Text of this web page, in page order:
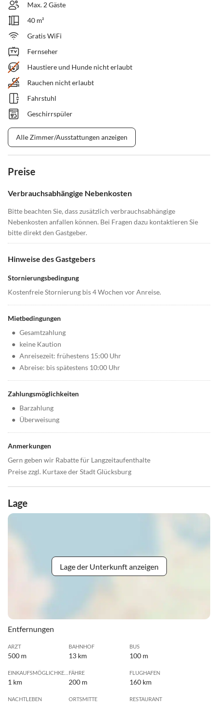
Max. 2 Gäste
40 m²
Gratis WiFi
Fernseher
Haustiere und Hunde nicht erlaubt
Rauchen nicht erlaubt
Fahrstuhl
Geschirrspüler
Alle Zimmer/Ausstattungen anzeigen
Preise
Verbrauchsabhängige Nebenkosten
Bitte beachten Sie, dass zusätzlich verbrauchsabhängige
Nebenkosten anfallen können. Bei Fragen dazu kontaktieren Sie
bitte direkt den Gastgeber.
Hinweise des Gastgebers
Stornierungsbedingung
Kostenfreie Stornierung bis 4 Wochen vor Anreise.
Mietbedingungen
• Gesamtzahlung
• keine Kaution
• Anreisezeit: frühestens 15:00 Uhr
• Abreise: bis spätestens 10:00 Uhr
Zahlungsmöglichkeiten
• Barzahlung
• Überweisung
Anmerkungen
Gern geben wir Rabatte für Langzeitaufenthalte
Preise zzgl. Kurtaxe der Stadt Glücksburg
Lage
Lage der Unterkunft anzeigen
Entfernungen
ARZT
500 m
BAHNHOF
13 km
BUS
100 m
1 km
FÄHRE
200 m
FLUGHAFEN
160 km
NACHTLEBEN ORTSMITTE RESTAURANT